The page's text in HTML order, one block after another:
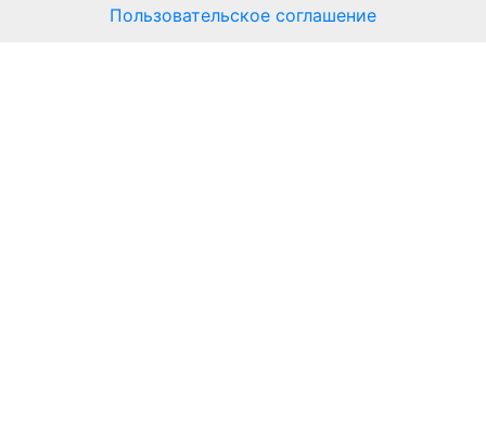
Пользовательское соглашение